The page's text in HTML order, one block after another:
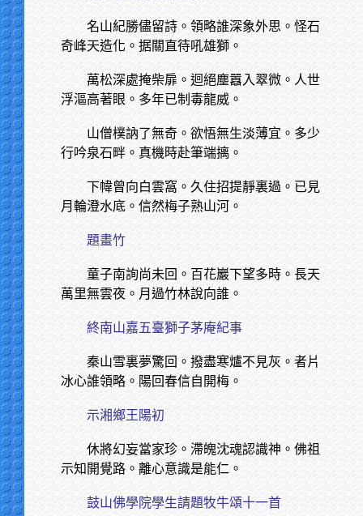
名山紀勝儘留詩。領略誰深象外思。怪石
奇峰天造化。据關直待吼雄獅。
萬松深處掩柴扉。迴絕塵囂入翠微。人世
浮漚高著眼。多年已制毒龍威。
山僧樸訥了無奇。欲悟無生淡薄宜。多少
行吟泉石畔。真機時赴筆端摛。
下幃曾向白雲窩。久住招提靜裏過。已見
月輪澄水底。信然梅子熟山河。
題畫竹
童子南詢尚未回。百花巖下望多時。長天
萬里無雲夜。月過竹林說向誰。
終南山嘉五臺獅子茅庵紀事
秦山雪裏夢驚回。撥盡寒爐不見灰。者片
冰心誰領略。陽回春信自開梅。
示湘鄉王陽初
休將幻妄當家珍。滯魄沈魂認識神。佛祖
示知開覺路。離心意識是能仁。
鼓山佛學院學生請題牧牛頌十一首